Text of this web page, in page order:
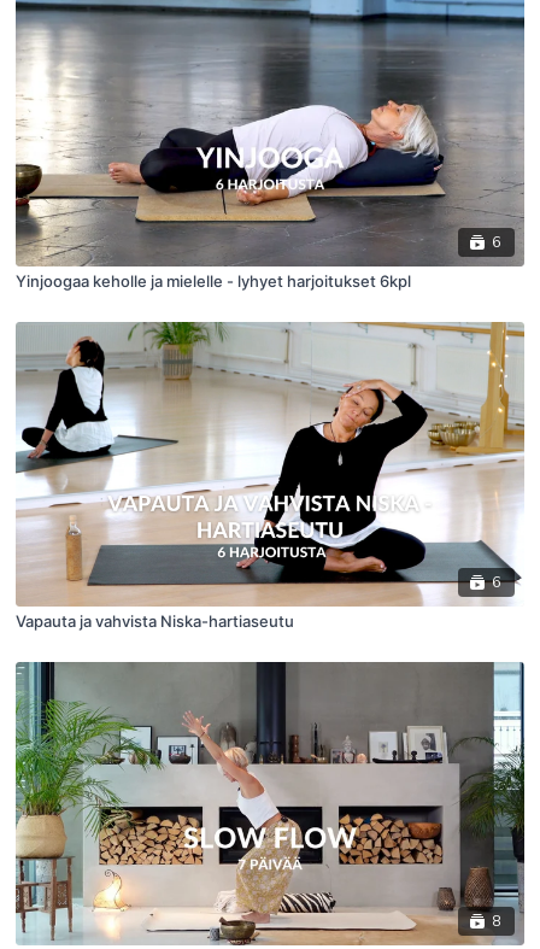
6
Yinjoogaa keholle ja mielelle - lyhyet harjoitukset 6kpl
6
Vapauta ja vahvista Niska-hartiaseutu
8